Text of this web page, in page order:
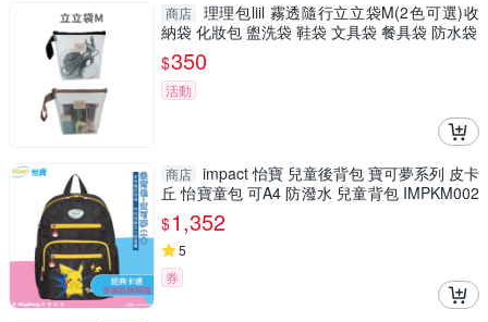
商店
理理包liil 霧透隨行立立袋M(2色可選)收
納袋 化妝包 盥洗袋 鞋袋 文具袋 餐具袋 防水袋
$350
活動
商店 impact 怡寶 兒童後背包 寶可夢系列 皮卡
丘 怡寶童包 可A4 防潑水 兒童背包 IMPKM002
得意時袋
$1,352
5
券